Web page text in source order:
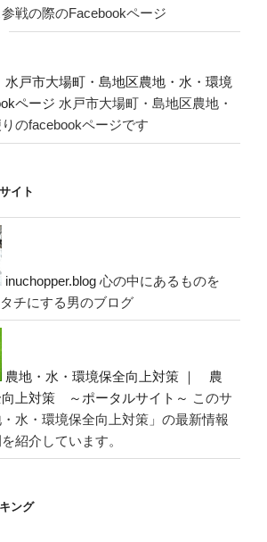
戦の際のFacebookページ
水戸市大場町・島地区農地・水・環境
ページ 水戸市大場町・島地区農地・
のfacebookページです
イト
inuchopper.blog 心の中にあるものを
チにする男のブログ
農地・水・環境保全向上対策 ｜ 農
上対策 ～ポータルサイト～ このサ
水・環境保全向上対策」の最新情報
紹介しています。
ング